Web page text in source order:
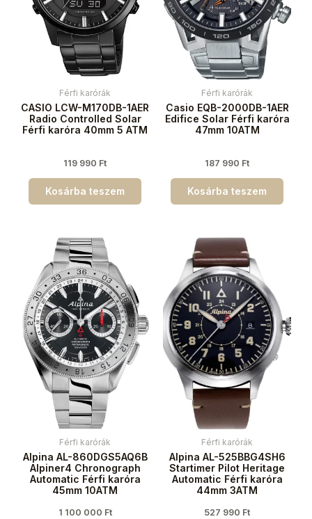
Férfi karórák
CASIO LCW-M170DB-1AER
Radio Controlled Solar
Férfi karóra 40mm 5 ATM
119 990 Ft
Kosárba teszem
Férfi karórák
Casio EQB-2000DB-1AER
Edifice Solar Férfi karóra
47mm 10ATM
187 990 Ft
Kosárba teszem
Férfi karórák
Alpina AL-860DGS5AQ6B
Alpiner4 Chronograph
Automatic Férfi karóra
45mm 10ATM
1 100 000 Ft
Férfi karórák
Alpina AL-525BBG4SH6
Startimer Pilot Heritage
Automatic Férfi karóra
44mm 3ATM
527 990 Ft